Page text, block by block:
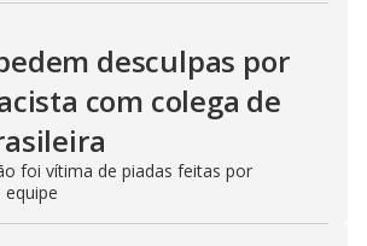
desculpas por
com colega de
foi vítima de piadas feitas por